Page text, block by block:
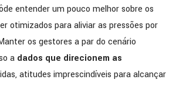
entender um pouco melhor sobre os
otimizados para aliviar as pressões por
os gestores a par do cenário
a dados que direcionem as
atitudes imprescindíveis para alcançar